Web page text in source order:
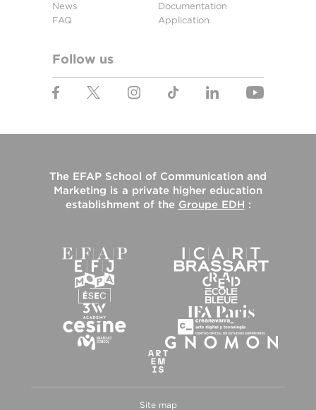
News
FAQ
Documentation
Application
Follow us
The EFAP School of Communication and
Marketing is a private higher education
establishment of the Groupe EDH :
Site map